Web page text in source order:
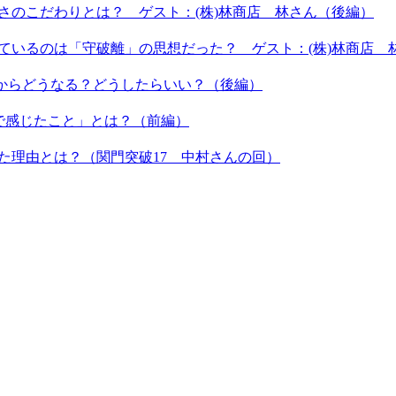
のこだわりとは？ ゲスト：(株)林商店 林さん（後編）
いるのは「守破離」の思想だった？ ゲスト：(株)林商店
どうなる？どうしたらいい？（後編）
じたこと」とは？（前編）
理由とは？（関門突破17 中村さんの回）